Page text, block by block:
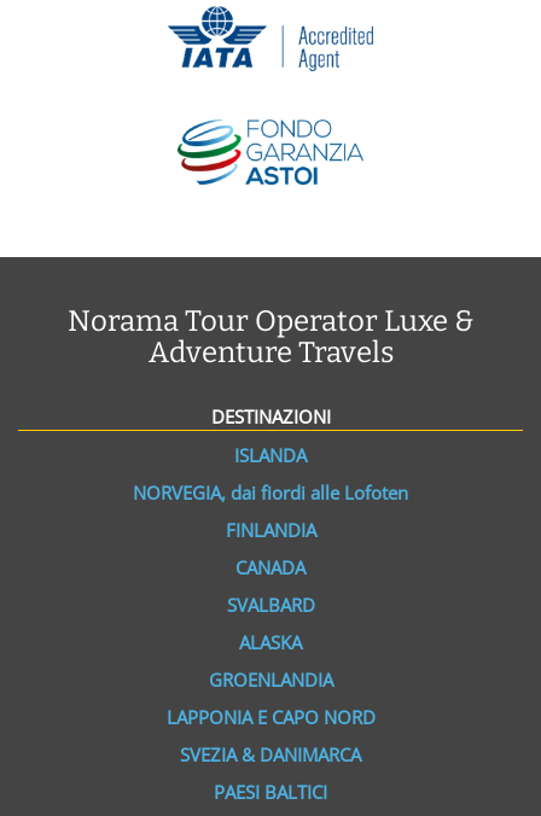
Norama Tour Operator Luxe &
Adventure Travels
DESTINAZIONI
ISLANDA
NORVEGIA, dai fiordi alle Lofoten
FINLANDIA
CANADA
SVALBARD
ALASKA
GROENLANDIA
LAPPONIA E CAPO NORD
SVEZIA & DANIMARCA
PAESI BALTICI